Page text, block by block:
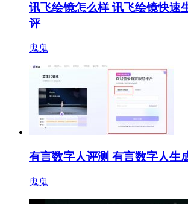
讯飞绘镜怎么样 讯飞绘镜快速
评
鬼鬼
有言数字人评测 有言数字人生
鬼鬼